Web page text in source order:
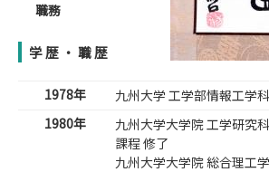
職務
学歴・職歴
1978年
九州大学 工学部情報工学
1980年
九州大学大学院 工学研究
課程 修了
九州大学大学院 総合理工